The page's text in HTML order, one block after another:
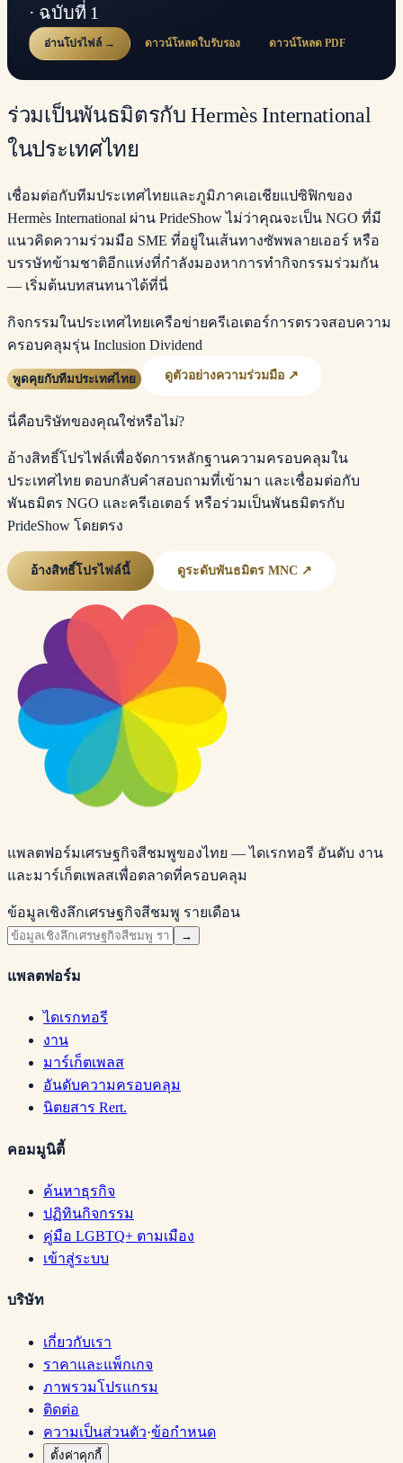
· ฉบับที่ 1
อ่านโปรไฟล์ → ดาวน์โหลดใบรับรอง ดาวน์โหลด PDF
ร่วมเป็นพันธมิตรกับ Hermès International
ในประเทศไทย
เชื่อมต่อกับทีมประเทศไทยและภูมิภาคเอเชียแปซิฟิกของ
Hermès International ผ่าน PrideShow ไม่ว่าคุณจะเป็น NGO ที่มี
แนวคิดความร่วมมือ SME ที่อยู่ในเส้นทางซัพพลายเออร์ หรือ
บรรษัทข้ามชาติอีกแห่งที่กำลังมองหาการทำกิจกรรมร่วมกัน
— เริ่มต้นบทสนทนาได้ที่นี่
กิจกรรมในประเทศไทยเครือข่ายครีเอเตอร์การตรวจสอบความ
ครอบคลุมรุ่น Inclusion Dividend
พูดคุยกับทีมประเทศไทย ดูตัวอย่างความร่วมมือ ↗
นี่คือบริษัทของคุณใช่หรือไม่?
อ้างสิทธิ์โปรไฟล์เพื่อจัดการหลักฐานความครอบคลุมใน
ประเทศไทย ตอบกลับคำสอบถามที่เข้ามา และเชื่อมต่อกับ
พันธมิตร NGO และครีเอเตอร์ หรือร่วมเป็นพันธมิตรกับ
PrideShow โดยตรง
อ้างสิทธิ์โปรไฟล์นี้ ดูระดับพันธมิตร MNC ↗
แพลตฟอร์มเศรษฐกิจสีชมพูของไทย — ไดเรกทอรี อันดับ งาน
และมาร์เก็ตเพลสเพื่อตลาดที่ครอบคลุม
ข้อมูลเชิงลึกเศรษฐกิจสีชมพู รายเดือน
→
แพลตฟอร์ม
ไดเรกทอรี
งาน
มาร์เก็ตเพลส
อันดับความครอบคลุม
นิตยสาร Rert.
คอมมูนิตี้
ค้นหาธุรกิจ
ปฏิทินกิจกรรม
คู่มือ LGBTQ+ ตามเมือง
เข้าสู่ระบบ
บริษัท
เกี่ยวกับเรา
ราคาและแพ็กเกจ
ภาพรวมโปรแกรม
ติดต่อ
ความเป็นส่วนตัว·ข้อกำหนด
ตั้งค่าคุกกี้